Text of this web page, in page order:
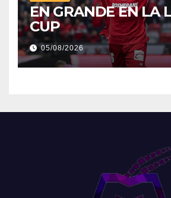
EN GRANDE EN LA
CUP
05/08/2026